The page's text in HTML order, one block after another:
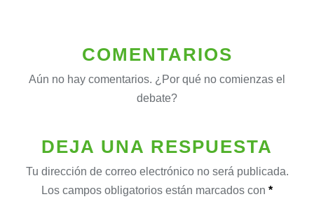
COMENTARIOS
Aún no hay comentarios. ¿Por qué no comienzas el
debate?
DEJA UNA RESPUESTA
Tu dirección de correo electrónico no será publicada.
Los campos obligatorios están marcados con *